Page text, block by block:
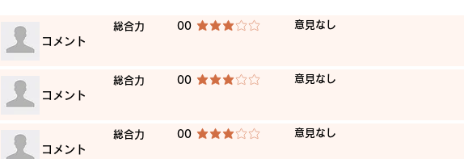
​総合力 00 average rating is 3 out of 5 ​意見なし
​コメント
​総合力 00 average rating is 3 out of 5 ​意見なし
​コメント
​総合力 00 average rating is 3 out of 5 ​意見なし
​コメント